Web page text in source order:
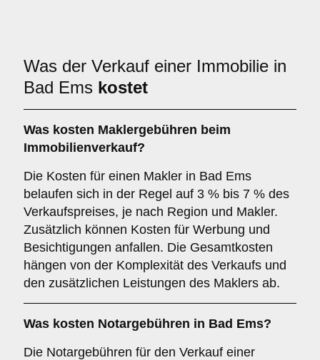
Was der Verkauf einer Immobilie in
Bad Ems kostet
Was kosten Maklergebühren beim
Immobilienverkauf?
Die Kosten für einen Makler in Bad Ems
belaufen sich in der Regel auf 3 % bis 7 % des
Verkaufspreises, je nach Region und Makler.
Zusätzlich können Kosten für Werbung und
Besichtigungen anfallen. Die Gesamtkosten
hängen von der Komplexität des Verkaufs und
den zusätzlichen Leistungen des Maklers ab.
Was kosten Notargebühren in Bad Ems?
Die Notargebühren für den Verkauf einer